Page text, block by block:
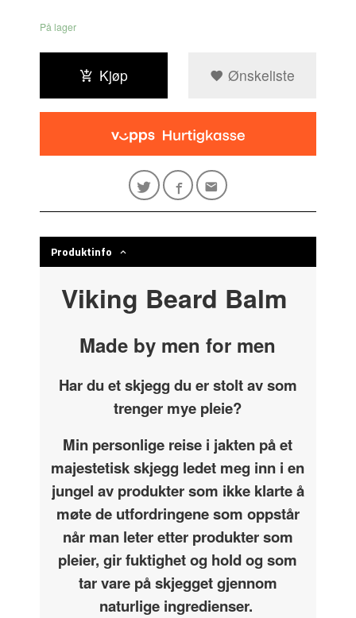
På lager
Kjøp Ønskeliste
Produktinfo
Viking Beard Balm
Made by men for men
Har du et skjegg du er stolt av som
trenger mye pleie?
Min personlige reise i jakten på et
majestetisk skjegg ledet meg inn i en
jungel av produkter som ikke klarte å
møte de utfordringene som oppstår
når man leter etter produkter som
pleier, gir fuktighet og hold og som
tar vare på skjegget gjennom
naturlige ingredienser.